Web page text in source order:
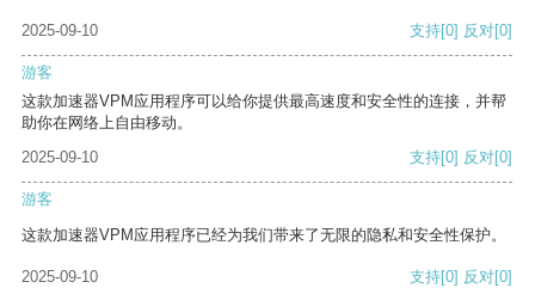
2025-09-10 支持[0] 反对[0]
游客
这款加速器VPM应用程序可以给你提供最高速度和安全性的连接，并帮
助你在网络上自由移动。
2025-09-10
支持[0] 反对[0]
游客
这款加速器VPM应用程序已经为我们带来了无限的隐私和安全性保护。
2025-09-10 支持[0] 反对[0]